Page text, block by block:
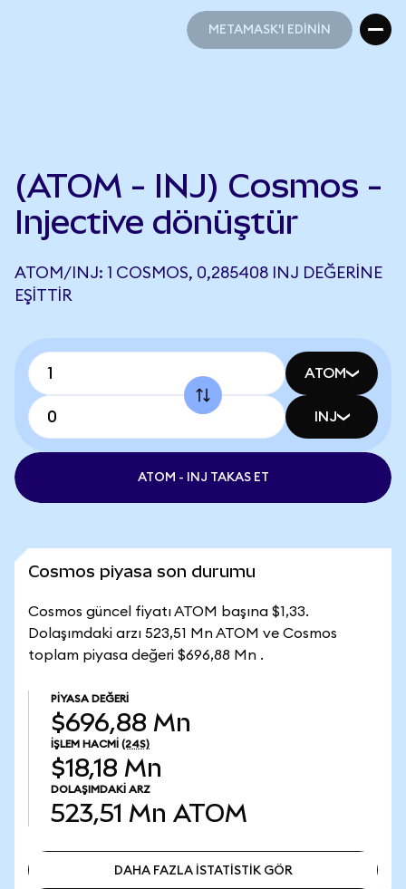
METAMASK'I EDİNİN
(ATOM - INJ) Cosmos -
Injective dönüştür
ATOM/INJ: 1 COSMOS, 0,285408 INJ DEĞERINE
EŞITTIR
ATOM
INJ
ATOM - INJ TAKAS ET
Cosmos piyasa son durumu
Cosmos güncel fiyatı ATOM başına $1,33.
Dolaşımdaki arzı 523,51 Mn ATOM ve Cosmos
toplam piyasa değeri $696,88 Mn .
PIYASA DEĞERI
$696,88 Mn
İŞLEM HACMI (24S)
$18,18 Mn
DOLAŞIMDAKI ARZ
523,51 Mn ATOM
DAHA FAZLA İSTATİSTİK GÖR